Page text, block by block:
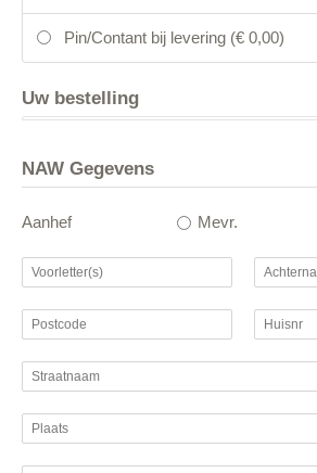
Pin/Contant bij levering (€ 0,00)
NAW Gegevens
Aanhef Mevr.